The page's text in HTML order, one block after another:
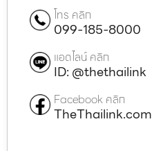
โทร คลิก
099-185-8000
แอดไลน์ คลิก
ID: @thethailink
Facebook คลิก
TheThailink.com